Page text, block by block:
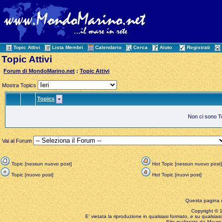
Topic Attivi Lista Membri Calendario Cerca Aiuto Registrati
Topic Attivi
Forum di MondoMarino.net :Topic Attivi
Mostra Topics
Topics
Non ci sono
Vai al Forum
Topic [nessun nuovo post]
Hot Topic [nessun nuovo post]
Topic [nuovo post]
Hot Topic [nuovi post]
Questa pagina
Copyright ©
E' vietata la riproduzione in qualsiasi formato, e su